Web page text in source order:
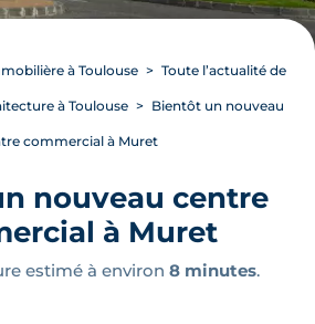
à Toulouse Toute l’actualité de
à Toulouse Bientôt un nouveau
commercial à Muret
nouveau centre
à Muret
estimé à environ 8 minutes.